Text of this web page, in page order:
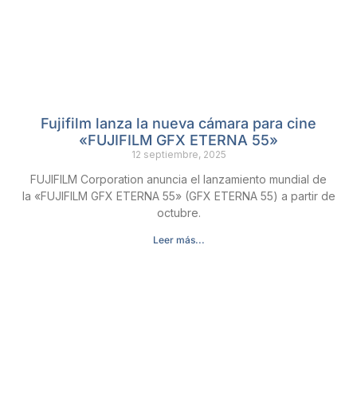
Fujifilm lanza la nueva cámara para cine
«FUJIFILM GFX ETERNA 55»
12 septiembre, 2025
FUJIFILM Corporation anuncia el lanzamiento mundial de
la «FUJIFILM GFX ETERNA 55» (GFX ETERNA 55) a partir de
octubre.
Leer más...